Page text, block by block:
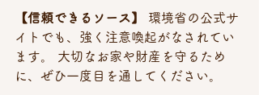
【信頼できるソース】
環境省の公式サ
イトでも、強く注意喚起がなされてい
ます。 大切なお家や財産を守るため
に、ぜひ一度目を通してください。